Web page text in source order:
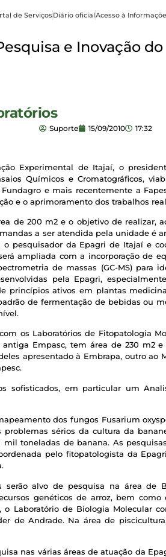
de ServiçosDiário oficialAcesso à
e Inovação
Suporte 15/09/2010 17:32
Experimental de Itajaí, o
Químicos e Cromatográficos,
e mais recentemente a
e o aprimoramento dos trabalhos
de 200 m2 e o objetivo de realizar,
a ser atendida pela unidade é
pesquisador da Epagri de Itajaí e
ampliada com a incorporação de
de massas (GC-MS) para
pela Epagri,
princípios ativos em plantas
de fermentação de bebidas ou
os Laboratórios de Fitopatologia
Empasc, tem área de 230 m2
apresentado à Embrapa, outro ao
sofisticados, em particular um
dos fungos Fusarium
problemas sérios da cultura da
toneladas de banana. As
pelo fitopatologista da
alvo de pesquisa na área de
genéticos de arroz, bem
Laboratório de Biologia Molecular
de Andrade. Na área de
nas várias áreas de atuação da